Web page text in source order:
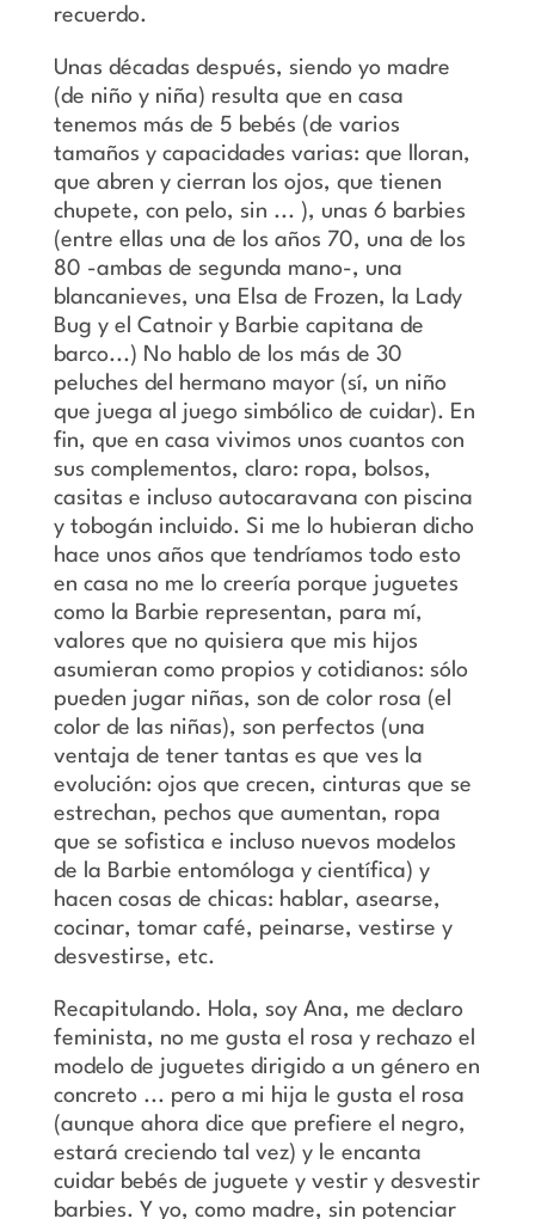
recuerdo.
Unas décadas después, siendo yo madre
(de niño y niña) resulta que en casa
tenemos más de 5 bebés (de varios
tamaños y capacidades varias: que lloran,
que abren y cierran los ojos, que tienen
chupete, con pelo, sin ... ), unas 6 barbies
(entre ellas una de los años 70, una de los
80 -ambas de segunda mano-, una
blancanieves, una Elsa de Frozen, la Lady
Bug y el Catnoir y Barbie capitana de
barco...) No hablo de los más de 30
peluches del hermano mayor (sí, un niño
que juega al juego simbólico de cuidar). En
fin, que en casa vivimos unos cuantos con
sus complementos, claro: ropa, bolsos,
casitas e incluso autocaravana con piscina
y tobogán incluido. Si me lo hubieran dicho
hace unos años que tendríamos todo esto
en casa no me lo creería porque juguetes
como la Barbie representan, para mí,
valores que no quisiera que mis hijos
asumieran como propios y cotidianos: sólo
pueden jugar niñas, son de color rosa (el
color de las niñas), son perfectos (una
ventaja de tener tantas es que ves la
evolución: ojos que crecen, cinturas que se
estrechan, pechos que aumentan, ropa
que se sofistica e incluso nuevos modelos
de la Barbie entomóloga y científica) y
hacen cosas de chicas: hablar, asearse,
cocinar, tomar café, peinarse, vestirse y
desvestirse, etc.
Recapitulando. Hola, soy Ana, me declaro
feminista, no me gusta el rosa y rechazo el
modelo de juguetes dirigido a un género en
concreto ... pero a mi hija le gusta el rosa
(aunque ahora dice que prefiere el negro,
estará creciendo tal vez) y le encanta
cuidar bebés de juguete y vestir y desvestir
barbies. Y yo, como madre, sin potenciar